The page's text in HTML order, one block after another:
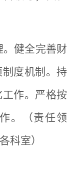
。健全完善财
度机制。持
作。严格按
。（责任领
科室）